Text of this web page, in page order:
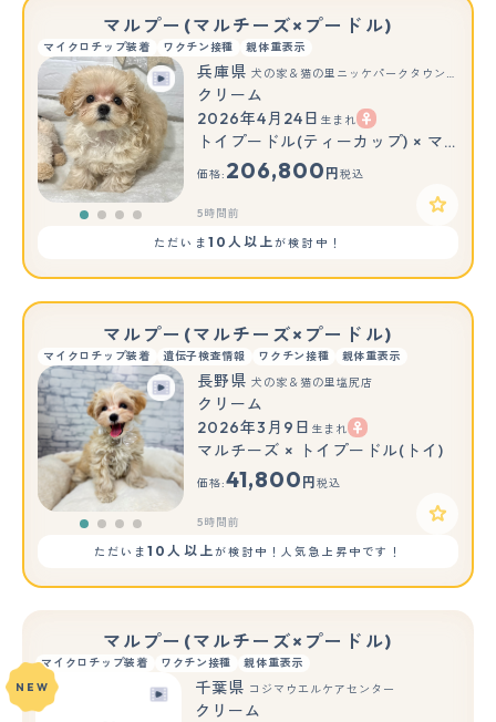
マルプー(マルチーズ×プードル)
マイクロチップ装着 ワクチン接種 親体重表示
兵庫県 犬の家＆猫の里ニッケパークタウン加古川店
クリーム
2026年4月24日 生まれ
トイプードル(ティーカップ) × マルチーズ
価格: 206,800 円 税込
5時間前
ただいま 10人以上が検討中！
マルプー(マルチーズ×プードル)
マイクロチップ装着 遺伝子検査情報 ワクチン接種 親体重表示
長野県 犬の家＆猫の里塩尻店
クリーム
2026年3月9日 生まれ
マルチーズ × トイプードル(トイ)
価格:41,800 円 税込
5時間前
ただいま10人以上が検討中！人気急上昇中です！
マルプー(マルチーズ×プードル)
マイクロチップ装着 ワクチン接種 親体重表示
NEW 千葉県 コジマウエルケアセンター
クリーム